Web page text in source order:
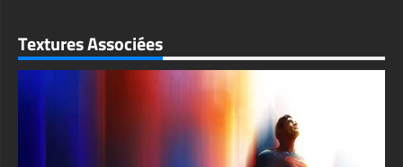
ordinateur portable ou votre tablette pour regarder des films, ou
d'une version verticale pour votre smartphone à montrer à vos
amis, nous avons exactement ce qu'il vous faut ! Le fond
d'écran est disponible en superbe haute résolution, y compris
en qualité 4K et Ultra HD, ce qui signifie que chaque détail du
costume de Jack, de son épée à son sourire mystérieux,
apparaîtra incroyablement net et clair. Vous pouvez le
télécharger au format JPG, qui est parfait pour tous les
appareils et ne ralentira pas votre ordinateur ou votre
Textures Associées